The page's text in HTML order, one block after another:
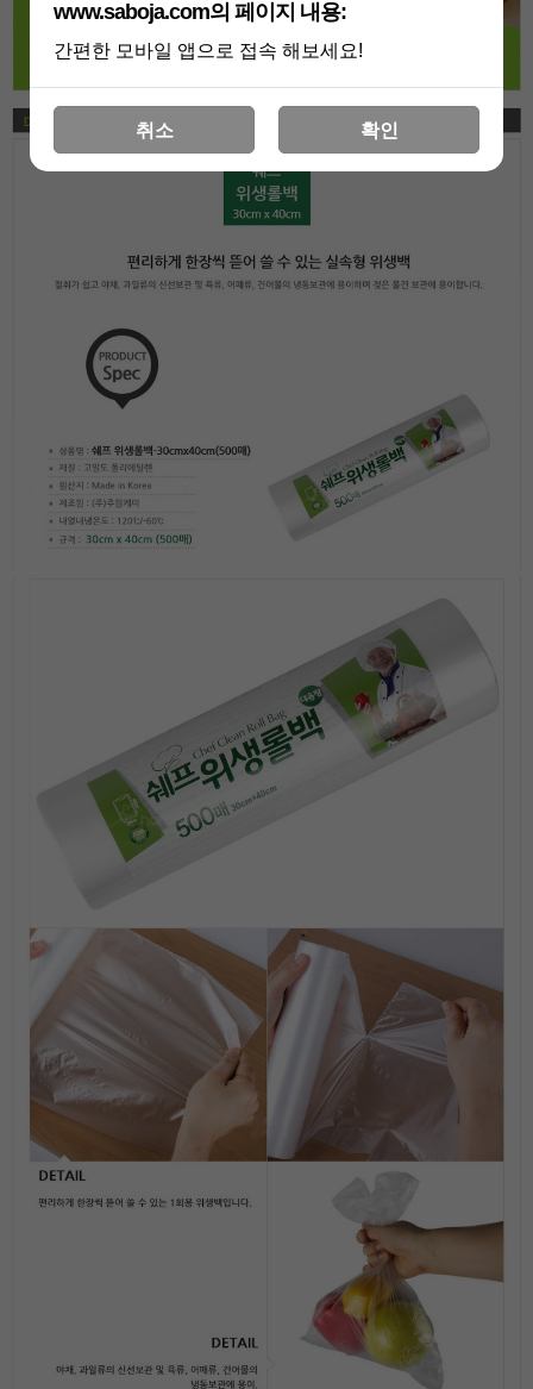
www.saboja.com의 페이지 내용:
간편한 모바일 앱으로 접속 해보세요!
취소 확인